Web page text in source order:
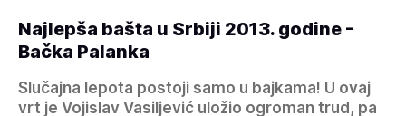
Najlepša bašta u Srbiji 2013. godine -
Bačka Palanka
Slučajna lepota postoji samo u bajkama! U ovaj
vrt je Vojislav Vasiljević uložio ogroman trud, pa